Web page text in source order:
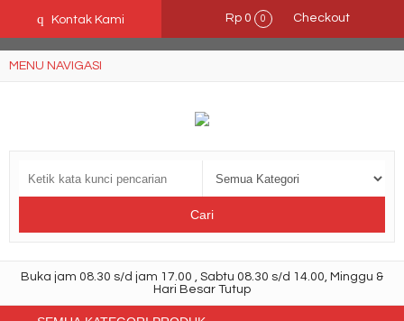
q Kontak Kami Rp 0 0 Checkout
MENU NAVIGASI
Cari
Buka jam 08.30 s/d jam 17.00 , Sabtu 08.30 s/d 14.00, Minggu &
Hari Besar Tutup